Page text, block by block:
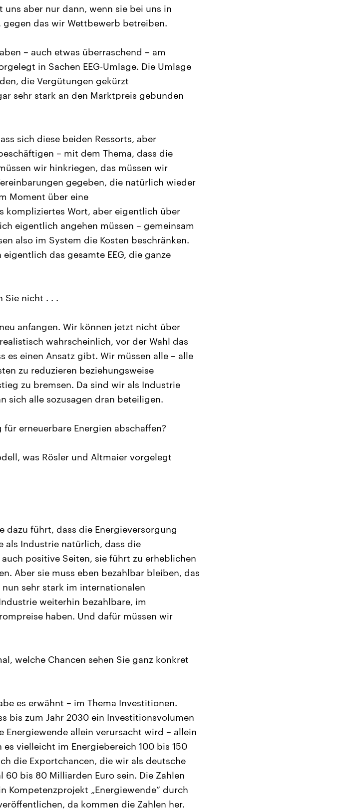
aber nur dann, wenn sie bei uns in
das wir Wettbewerb betreiben.
– auch etwas überraschend – am
in Sachen EEG-Umlage. Die Umlage
die Vergütungen gekürzt
sehr stark an den Marktpreis gebunden
sich diese beiden Ressorts, aber
– mit dem Thema, dass die
wir hinkriegen, das müssen wir
gegeben, die natürlich wieder
Moment über eine
kompliziertes Wort, aber eigentlich über
eigentlich angehen müssen – gemeinsam
also im System die Kosten beschränken.
das gesamte EEG, die ganze
Sie nicht . . .
anfangen. Wir können jetzt nicht über
wahrscheinlich, vor der Wahl das
es einen Ansatz gibt. Wir müssen alle – alle
zu reduzieren beziehungsweise
zu bremsen. Da sind wir als Industrie
sich alle sozusagen dran beteiligen.
erneuerbare Energien abschaffen?
was Rösler und Altmaier vorgelegt
dazu führt, dass die Energieversorgung
als Industrie natürlich, dass die
positive Seiten, sie führt zu erheblichen
Aber sie muss eben bezahlbar bleiben, das
sehr stark im internationalen
weiterhin bezahlbare, im
haben. Und dafür müssen wir
welche Chancen sehen Sie ganz konkret
es erwähnt – im Thema Investitionen.
bis zum Jahr 2030 ein Investitionsvolumen
allein verursacht wird – allein
vielleicht im Energiebereich 100 bis 150
die Exportchancen, die wir als deutsche
bis 80 Milliarden Euro sein. Die Zahlen
Kompetenzprojekt „Energiewende“ durch
da kommen die Zahlen her.